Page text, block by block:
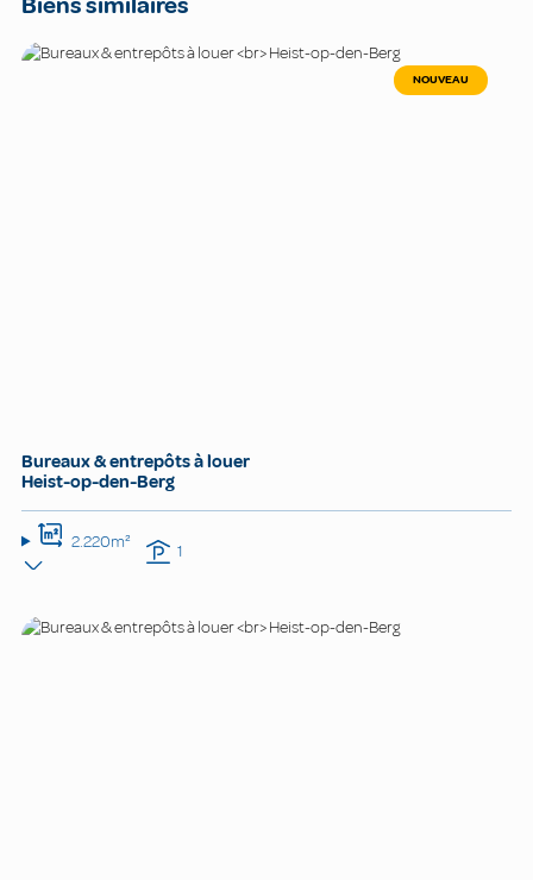
NOUVEAU
Bureaux & entrepôts à louer
Heist-op-den-Berg
2.220m² 1